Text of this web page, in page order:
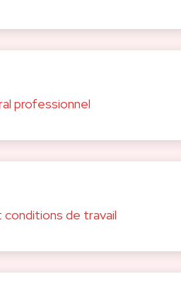
professionnel
de travail